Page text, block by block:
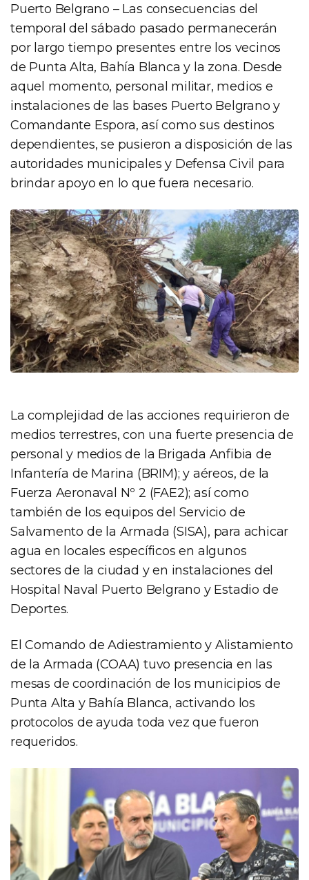
Puerto Belgrano – Las consecuencias del
temporal del sábado pasado permanecerán
por largo tiempo presentes entre los vecinos
de Punta Alta, Bahía Blanca y la zona. Desde
aquel momento, personal militar, medios e
instalaciones de las bases Puerto Belgrano y
Comandante Espora, así como sus destinos
dependientes, se pusieron a disposición de las
autoridades municipales y Defensa Civil para
brindar apoyo en lo que fuera necesario.
La complejidad de las acciones requirieron de
medios terrestres, con una fuerte presencia de
personal y medios de la Brigada Anfibia de
Infantería de Marina (BRIM); y aéreos, de la
Fuerza Aeronaval Nº 2 (FAE2); así como
también de los equipos del Servicio de
Salvamento de la Armada (SISA), para achicar
agua en locales específicos en algunos
sectores de la ciudad y en instalaciones del
Hospital Naval Puerto Belgrano y Estadio de
Deportes.
El Comando de Adiestramiento y Alistamiento
de la Armada (COAA) tuvo presencia en las
mesas de coordinación de los municipios de
Punta Alta y Bahía Blanca, activando los
protocolos de ayuda toda vez que fueron
requeridos.